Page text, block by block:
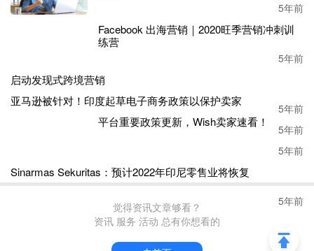
勃肯款式凉鞋继续流行，华伦天奴、
Koche和Boss等品牌的
设计师都加入了这股潮流，从OG风格到高级时装皮革装
4.男性风格鞋
5年前
Facebook 出海营销｜2020旺季营销冲刺训
练营
5年前
启动发现式跨境营销
5年前
亚马逊被针对！印度起草电子商务政策以保护卖家
5年前
Sinarmas Sekuritas：预计2022年印尼零售业将恢复
5年前